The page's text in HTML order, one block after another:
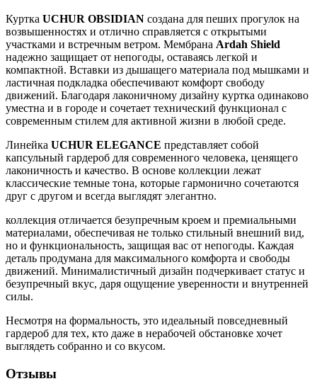
Куртка UCHUR OBSIDIAN создана для пеших прогулок на
возвышенностях и отлично справляется с открытыми
участками и встречным ветром. Мембрана Ardah Shield
надежно защищает от непогоды, оставаясь легкой и
компактной. Вставки из дышащего материала под мышками и
ластичная подкладка обеспечивают комфорт свободу
движений. Благодаря лаконичному дизайну куртка одинаково
уместна и в городе и сочетает технический функционал с
современным стилем для активной жизни в любой среде.
Линейка UCHUR ELEGANCE представляет собой
капсульный гардероб для современного человека, ценящего
лаконичность и качество. В основе коллекции лежат
классические темные тона, которые гармонично сочетаются
друг с другом и всегда выглядят элегантно.
коллекция отличается безупречным кроем и премиальными
материалами, обеспечивая не только стильный внешний вид,
но и функциональность, защищая вас от непогоды. Каждая
деталь продумана для максимального комфорта и свободы
движений. Минималистичный дизайн подчеркивает статус и
безупречный вкус, даря ощущение уверенности и внутренней
силы.
Несмотря на формальность, это идеальный повседневный
гардероб для тех, кто даже в нерабочей обстановке хочет
выглядеть собранно и со вкусом.
Отзывы